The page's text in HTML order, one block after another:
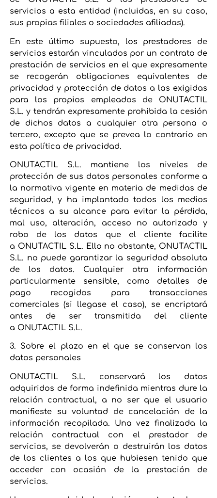
servicios a esta entidad (incluidas, en su caso,
sus propias filiales o sociedades afiliadas).
En este último supuesto, los prestadores de
servicios estarán vinculados por un contrato de
prestación de servicios en el que expresamente
se recogerán obligaciones equivalentes de
privacidad y protección de datos a las exigidas
para los propios empleados de ONUTACTIL
S.L. y tendrán expresamente prohibida la cesión
de dichos datos a cualquier otra persona o
tercero, excepto que se prevea lo contrario en
esta política de privacidad.
ONUTACTIL S.L. mantiene los niveles de
protección de sus datos personales conforme a
la normativa vigente en materia de medidas de
seguridad, y ha implantado todos los medios
técnicos a su alcance para evitar la pérdida,
mal uso, alteración, acceso no autorizado y
robo de los datos que el cliente facilite
a ONUTACTIL S.L. Ello no obstante, ONUTACTIL
S.L. no puede garantizar la seguridad absoluta
de los datos. Cualquier otra información
particularmente sensible, como detalles de
pago recogidos para transacciones
comerciales (si llegase el caso), se encriptará
antes de ser transmitida del cliente
a ONUTACTIL S.L.
3. Sobre el plazo en el que se conservan los
datos personales
ONUTACTIL S.L. conservará los datos
adquiridos de forma indefinida mientras dure la
relación contractual, a no ser que el usuario
manifieste su voluntad de cancelación de la
información recopilada. Una vez finalizada la
relación contractual con el prestador de
servicios, se devolverán o destruirán los datos
de los clientes a los que hubiesen tenido que
acceder con ocasión de la prestación de
servicios.